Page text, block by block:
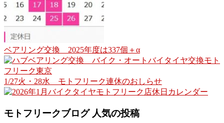
ベアリング交換 2025年度は337個＋α
1/27火・28水 モトフリーク連休のおしらせ
モトフリークブログ 人気の投稿